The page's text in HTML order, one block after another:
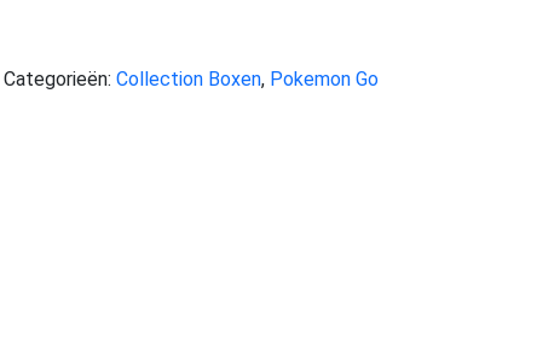
Categorieën:Collection Boxen, Pokemon Go